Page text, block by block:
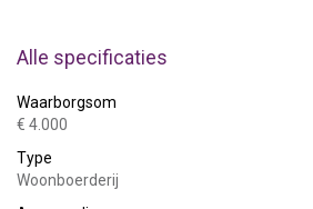
Wijk winkelcentrum De Eglantier op 6
oprit A50, beide ook op 6
autominuten en Utrecht op 60
De huurprijs bedraagt € 1.995,00 per
Alle specificaties
Waarborgsom
€ 4.000
Type
Woonboerderij